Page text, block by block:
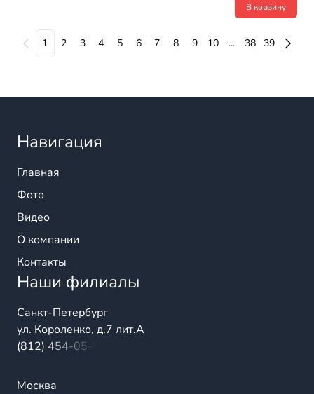
В корзину
1 2 3 4 5 6 7 8 9 10 ... 38 39
Навигация
Главная
Фото
Видео
О компании
Контакты
Наши филиалы
Санкт-Петербург
ул. Короленко, д.7 лит.А
(812) 454-05-54
Москва